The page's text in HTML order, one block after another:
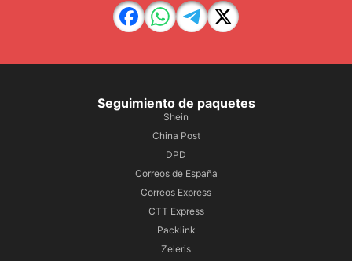
Seguimiento de paquetes
Shein
China Post
DPD
Correos de España
Correos Express
CTT Express
Packlink
Zeleris